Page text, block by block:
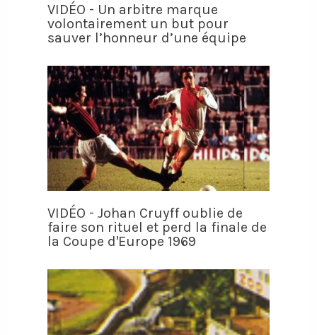
VIDÉO - Un arbitre marque
volontairement un but pour
sauver l’honneur d’une équipe
VIDÉO - Johan Cruyff oublie de
faire son rituel et perd la finale de
la Coupe d'Europe 1969